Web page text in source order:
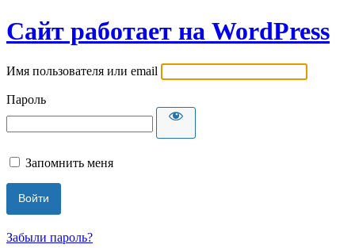
Сайт работает на WordPress
Имя пользователя или email
Пароль
Запомнить меня
Забыли пароль?